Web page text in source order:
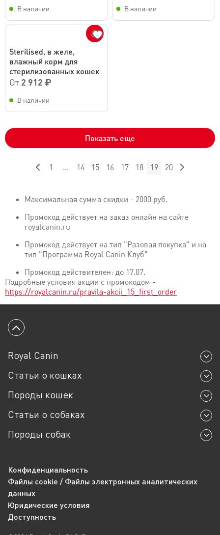
В наличии В наличии
Sterilised, в желе,
влажный корм для
стерилизованных кошек
От 2 912 ₽
В наличии
Показать еще
1 ... 14 15 16 17 18 19 20
Максимальная сумма скидки - 2000 руб.
Промокод действует на заказ онлайн на сайте
royalcanin.ru
Промокод действует на тип "Разовая покупка" и на
тип "Программа Royal Canin Клуб"
Промокод действителен: до 17.07.
Подробные условия акции с промокодом -
https://royalcanin.ru/pravila-akcii_15_first_order
Вернуться к началу
Royal Canin
Статьи о кошках
Породы кошек
Статьи о собаках
Породы собак
Конфиденциальность
Файлы cookie / Файлы электронных аналитических
данных
Юридические условия
Доступность